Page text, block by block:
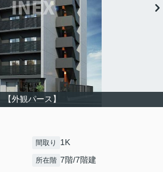
【外観パース】
間取り 1K
所在階 7階/7階建